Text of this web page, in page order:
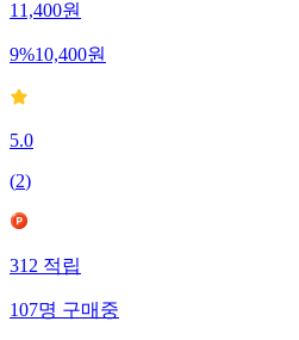
11,400원
9%10,400원
5.0
(2)
312적립
107명구매중